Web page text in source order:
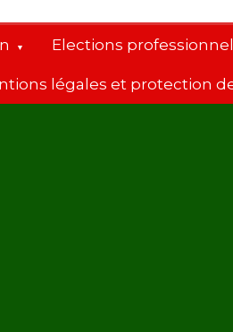
Elections
légales et protection